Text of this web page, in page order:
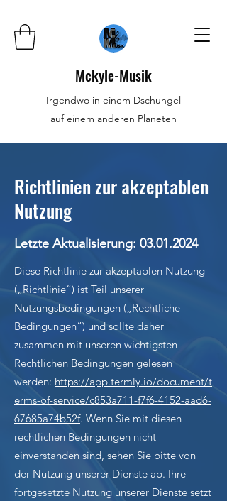
Mckyle-Musik
Irgendwo in einem Dschungel
auf einem anderen Planeten
Richtlinien zur akzeptablen
Nutzung
Letzte Aktualisierung: 03.01.2024
Diese Richtlinie zur akzeptablen Nutzung
(„Richtlinie“) ist Teil unserer
Nutzungsbedingungen („Rechtliche
Bedingungen“) und sollte daher
zusammen mit unseren wichtigsten
Rechtlichen Bedingungen gelesen
werden: https://app.termly.io/document/t
erms-of-service/c853a711-f7f6-4152-aad6-
67685a74b52f. Wenn Sie mit diesen
rechtlichen Bedingungen nicht
einverstanden sind, sehen Sie bitte von
der Nutzung unserer Dienste ab. Ihre
fortgesetzte Nutzung unserer Dienste setzt